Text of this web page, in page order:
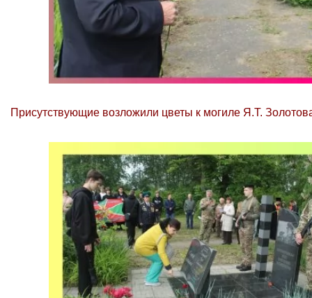
Присутствующие возложили цветы к могиле Я.Т.